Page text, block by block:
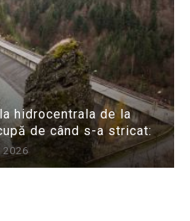
hidrocentrala de la
de când s-a stricat:
2026